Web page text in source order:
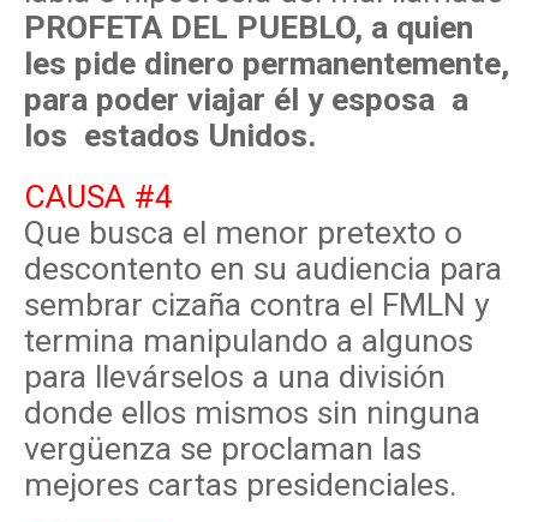
PROFETA DEL PUEBLO, a quien
les pide dinero permanentemente,
para poder viajar él y esposa a
los estados Unidos.
CAUSA #4
Que busca el menor pretexto o
descontento en su audiencia para
sembrar cizaña contra el FMLN y
termina manipulando a algunos
para llevárselos a una división
donde ellos mismos sin ninguna
vergüenza se proclaman las
mejores cartas presidenciales.